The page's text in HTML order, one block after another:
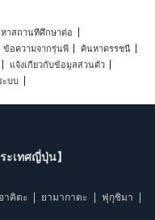
าสถานที่ศึกษาต่อ
ข้อความจากรุ่นพี่
ค้นหาดรรชนี
แจ้งเกี่ยวกับข้อมูลส่วนตัว
ะบบ
ะเทศญี่ปุ่น】
อาคิตะ ยามากาตะ ฟุกุชิมา